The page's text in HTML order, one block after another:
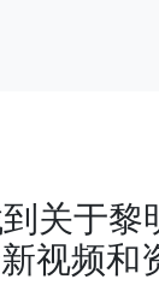
关于黎
视频和